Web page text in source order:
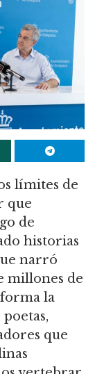
límites de
que
de
historias
narró
millones de
la
que